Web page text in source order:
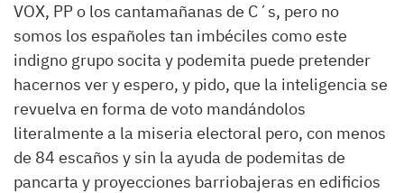
VOX, PP o los cantamañanas de C´s, pero no
somos los españoles tan imbéciles como este
indigno grupo socita y podemita puede pretender
hacernos ver y espero, y pido, que la inteligencia se
revuelva en forma de voto mandándolos
literalmente a la miseria electoral pero, con menos
de 84 escaños y sin la ayuda de podemitas de
pancarta y proyecciones barriobajeras en edificios